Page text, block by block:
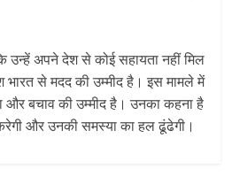
उन्हें अपने देश से कोई सहायता नहीं मिल
भारत से मदद की उम्मीद है। इस मामले में
और बचाव की उम्मीद है। उनका कहना है
और उनकी समस्या का हल ढूंढेगी।